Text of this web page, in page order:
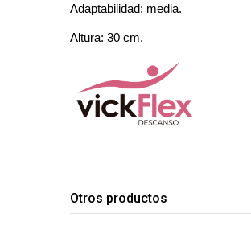
Adaptabilidad: media.
Altura: 30 cm.
Otros productos